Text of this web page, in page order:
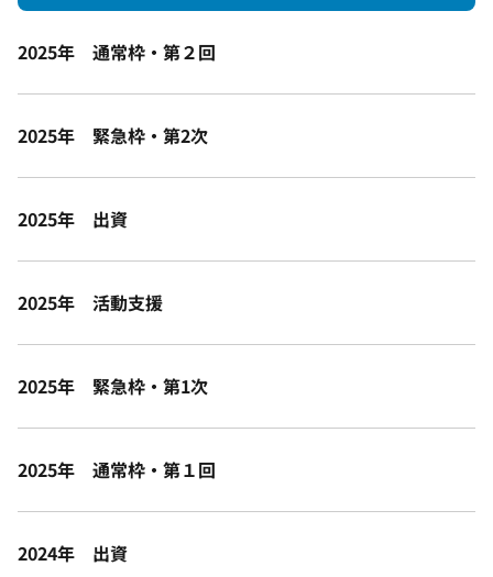
2025年 通常枠・第２回
2025年 緊急枠・第2次
2025年 出資
2025年 活動支援
2025年 緊急枠・第1次
2025年 通常枠・第１回
2024年 出資